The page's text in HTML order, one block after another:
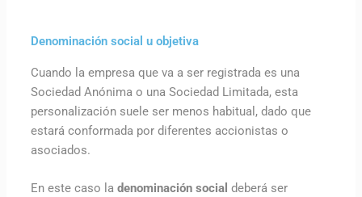
Denominación social u objetiva
Cuando la empresa que va a ser registrada es una
Sociedad Anónima o una Sociedad Limitada, esta
personalización suele ser menos habitual, dado que
estará conformada por diferentes accionistas o
asociados.
En este caso la denominación social deberá ser